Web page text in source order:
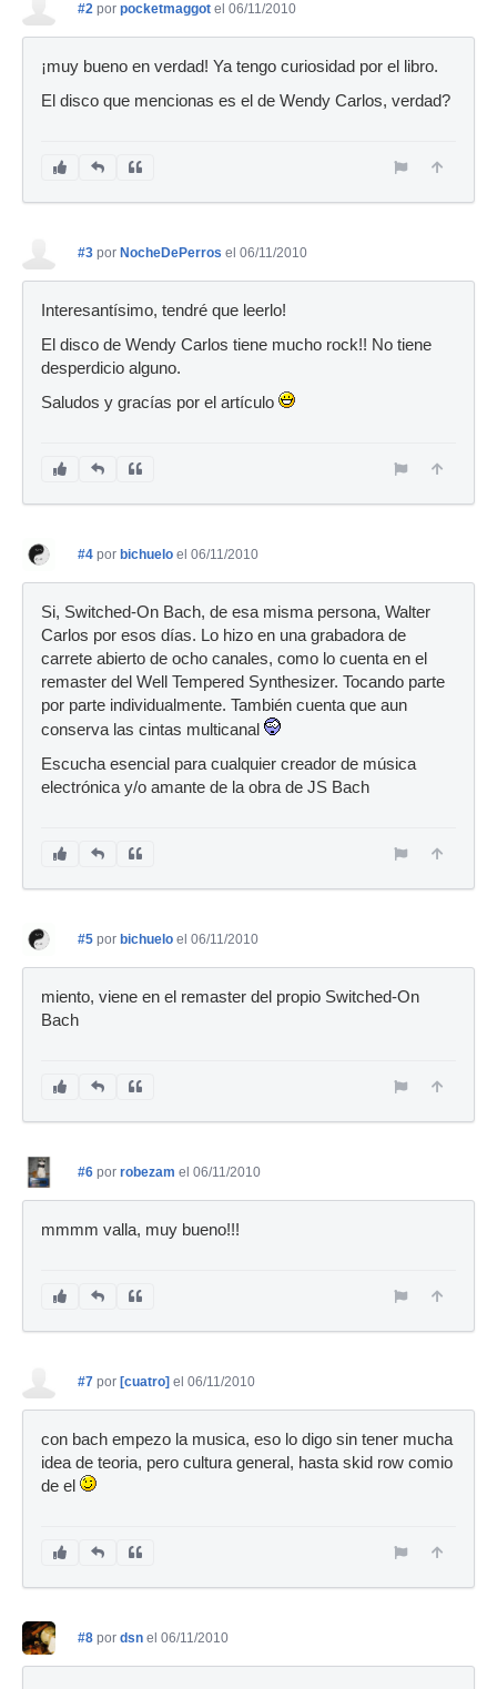
#2 por pocketmaggot el 06/11/2010
¡muy bueno en verdad! Ya tengo curiosidad por el libro.
El disco que mencionas es el de Wendy Carlos, verdad?
#3 por NocheDePerros el 06/11/2010
Interesantísimo, tendré que leerlo!
El disco de Wendy Carlos tiene mucho rock!! No tiene
desperdicio alguno.
Saludos y gracías por el artículo
#4 por bichuelo el 06/11/2010
Si, Switched-On Bach, de esa misma persona, Walter
Carlos por esos días. Lo hizo en una grabadora de
carrete abierto de ocho canales, como lo cuenta en el
remaster del Well Tempered Synthesizer. Tocando parte
por parte individualmente. También cuenta que aun
conserva las cintas multicanal
Escucha esencial para cualquier creador de música
electrónica y/o amante de la obra de JS Bach
#5 por bichuelo el 06/11/2010
miento, viene en el remaster del propio Switched-On
Bach
#6 por robezam el 06/11/2010
mmmm valla, muy bueno!!!
#7 por [cuatro] el 06/11/2010
con bach empezo la musica, eso lo digo sin tener mucha
idea de teoria, pero cultura general, hasta skid row comio
de el
#8 por dsn el 06/11/2010